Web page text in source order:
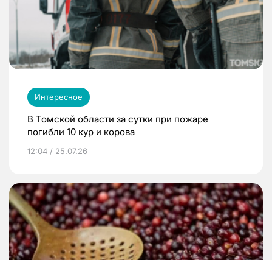
Интересное
В Томской области за сутки при пожаре
погибли 10 кур и корова
12:04 / 25.07.26